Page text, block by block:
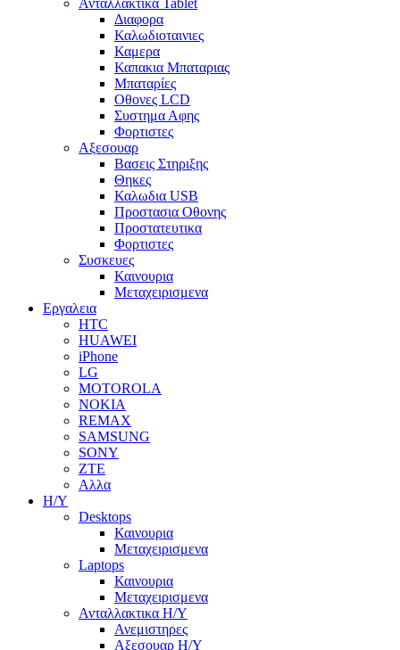
Ανταλλακτικα Tablet
Διαφορα
Καλωδιοταινιες
Καμερα
Καπακια Μπαταριας
Μπαταρίες
Οθονες LCD
Συστημα Αφης
Φορτιστες
Αξεσουαρ
Βασεις Στηριξης
Θηκες
Καλωδια USB
Προστασια Οθονης
Προστατευτικα
Φορτιστες
Συσκευες
Καινουρια
Μεταχειρισμενα
Εργαλεια
HTC
HUAWEI
iPhone
LG
MOTOROLA
NOKIA
REMAX
SAMSUNG
SONY
ZTE
Αλλα
Η/Υ
Desktops
Καινουρια
Μεταχειρισμενα
Laptops
Καινουρια
Μεταχειρισμενα
Ανταλλακτικα H/Y
Ανεμιστηρες
Αξεσουαρ Η/Υ